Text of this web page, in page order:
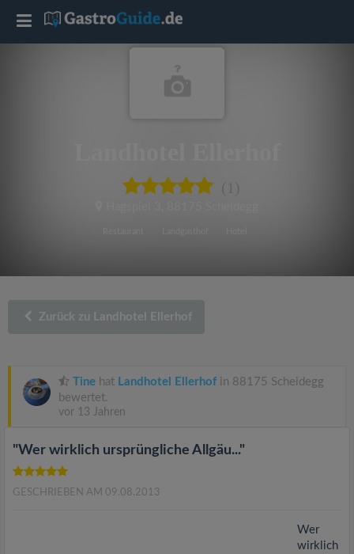
(1)
Zurück zu Landhotel Ellerhof
Tine hat Landhotel Ellerhof in 88175 Scheidegg
bewertet.
vor 13 Jahren
"Wer wirklich ursprüngliche Allgäu..."
GESCHRIEBEN AM 09.08.2013
Wer
wirklich
T
i